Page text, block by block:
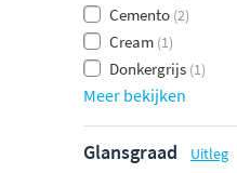
Cemento (2)
Cream (1)
Donkergrijs (1)
Meer bekijken
Glansgraad Uitleg